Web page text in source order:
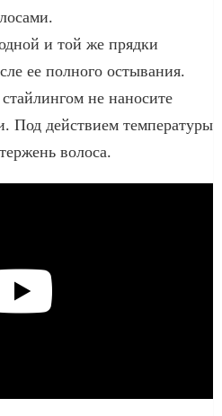
и той же прядки
ее полного остывания.
не наносите
Под действием температуры
волоса.